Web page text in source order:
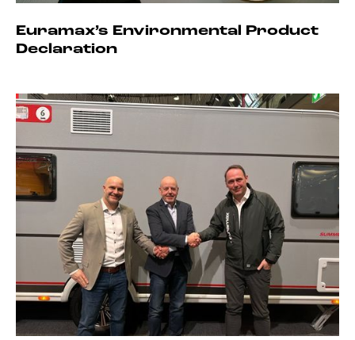
Euramax’s Environmental Product
Declaration